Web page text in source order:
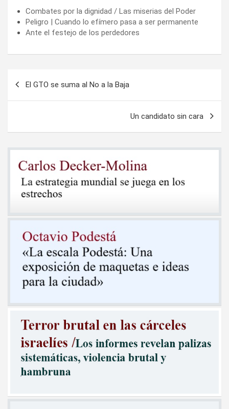
Combates por la dignidad / Las miserias del Poder
Peligro | Cuando lo efímero pasa a ser permanente
Ante el festejo de los perdedores
El GTO se suma al No a la Baja
Un candidato sin cara